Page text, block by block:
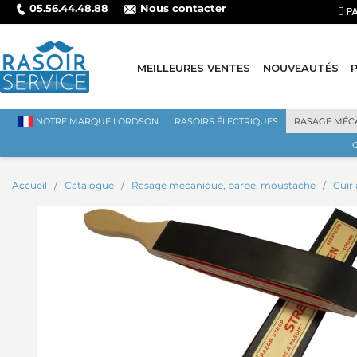
05.56.44.48.88 Nous contacter
MEILLEURES VENTES NOUVEAUTÉS
NOTRE MARQUE LORDSON RASOIRS ÉLECTRIQUES RASAGE
Accueil Catalogue Rasage mécanique, barbe, moustache Cuir